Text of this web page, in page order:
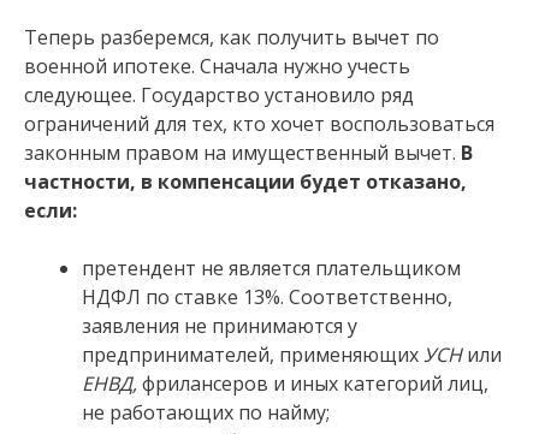
Теперь разберемся, как получить вычет по
военной ипотеке. Сначала нужно учесть
следующее. Государство установило ряд
ограничений для тех, кто хочет воспользоваться
законным правом на имущественный вычет. В
частности, в компенсации будет отказано,
если:
претендент не является плательщиком
НДФЛ по ставке 13%. Соответственно,
заявления не принимаются у
предпринимателей, применяющихУСНили
ЕНВД,фрилансеров и иных категорий лиц,
не работающих по найму;